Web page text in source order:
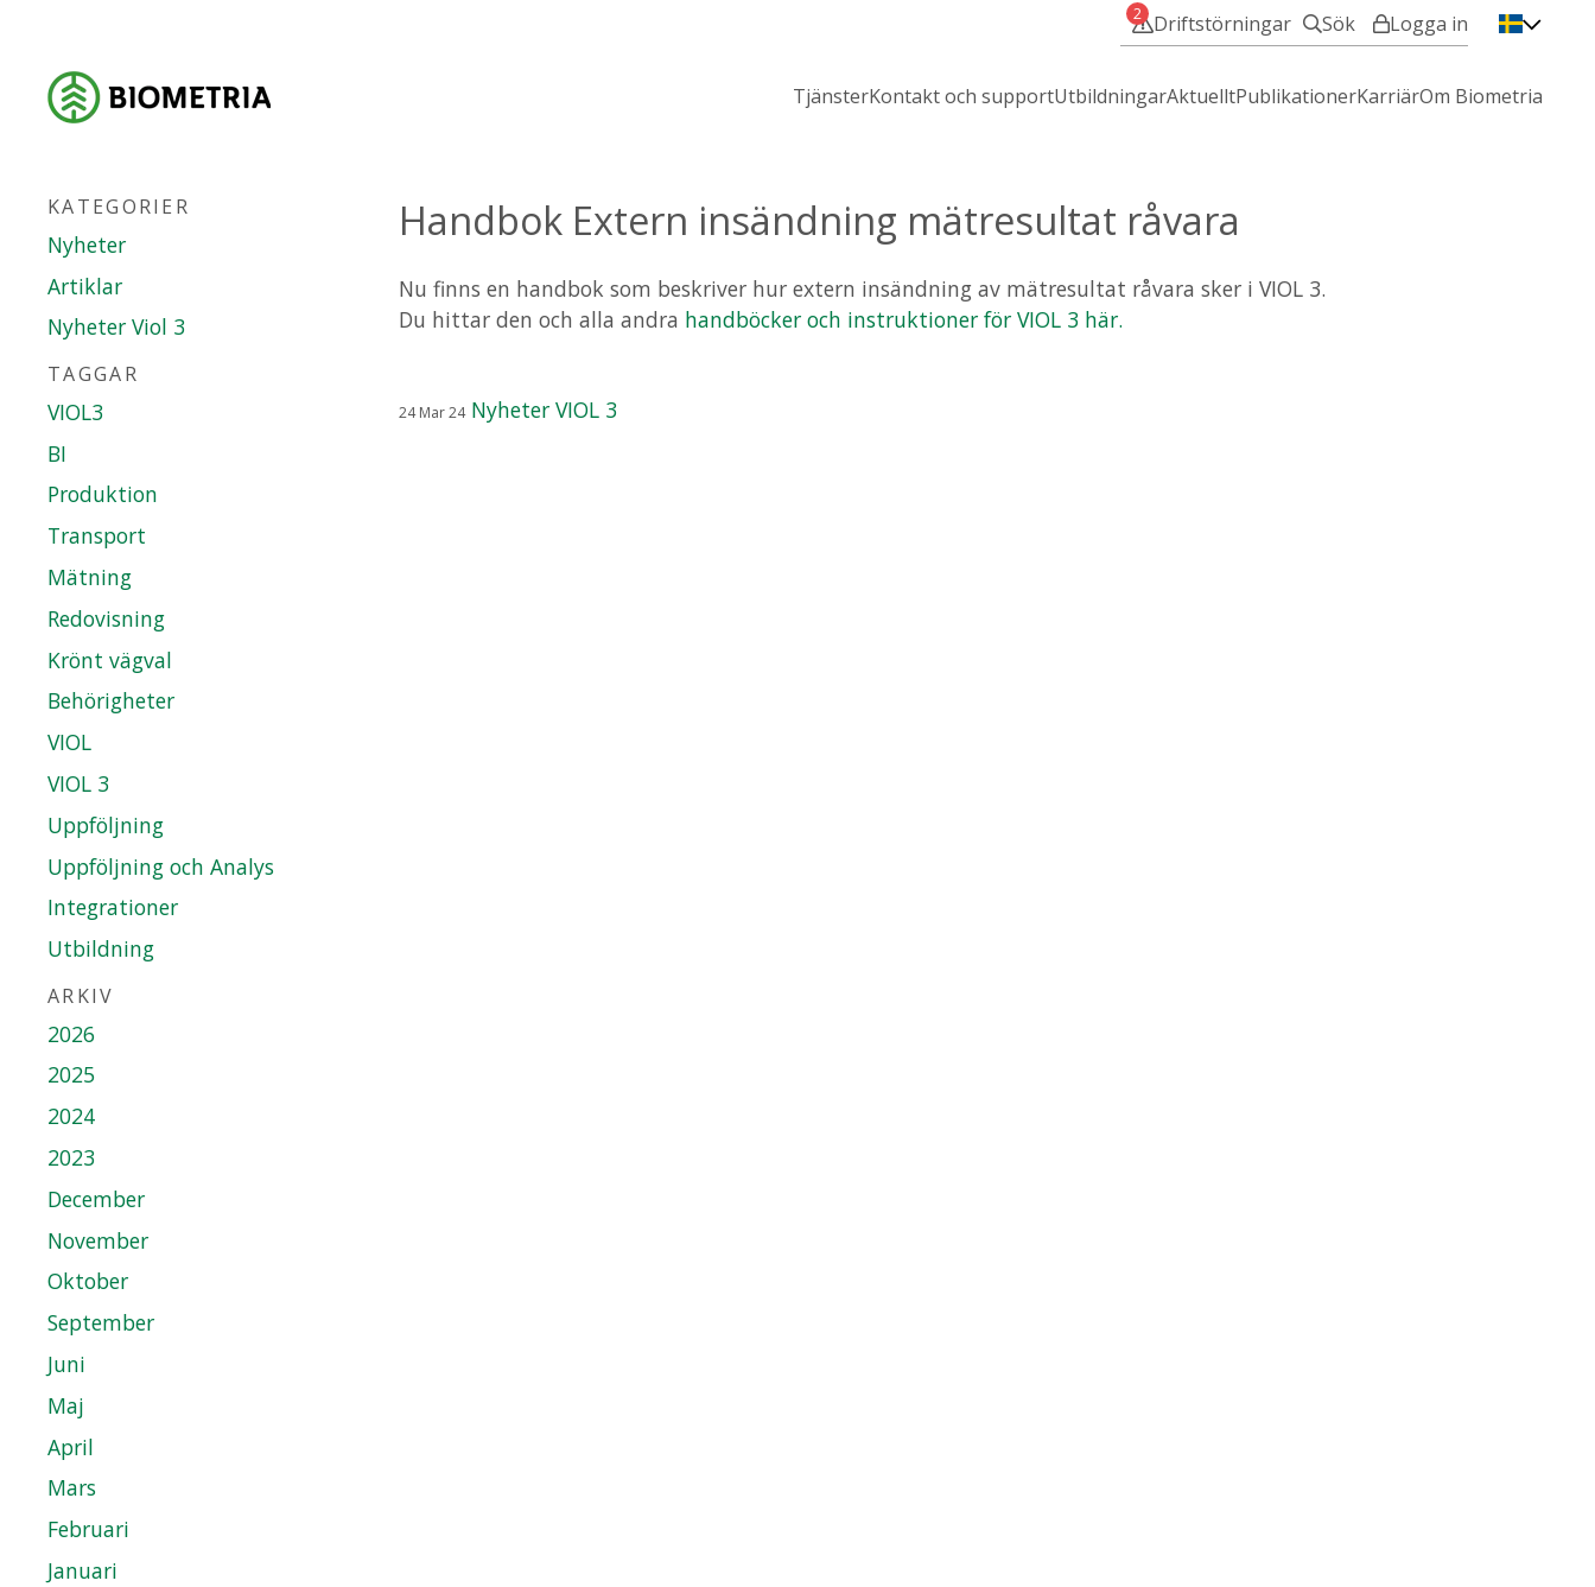
Driftstörningar
2 Sök Logga in
VIOL 3 - Min användare
TjänsterKontakt och supportUtbildningarAktuelltPublikationerKarriärOm Biometria
Handbok Extern insändning mätresultat råvara
Nu finns en handbok som beskriver hur extern insändning av mätresultat råvara sker i VIOL 3.
Du hittar den och alla andra handböcker och instruktioner för VIOL 3 här.
24 Mar24 Nyheter VIOL 3
KATEGORIER
Nyheter
Artiklar
Nyheter Viol 3
TAGGAR
VIOL3
BI
Produktion
Transport
Mätning
Redovisning
Krönt vägval
Behörigheter
VIOL
VIOL 3
Uppföljning
Uppföljning och Analys
Integrationer
Utbildning
ARKIV
2026
2025
2024
2023
December
November
Oktober
September
Juni
Maj
April
Mars
Februari
Januari